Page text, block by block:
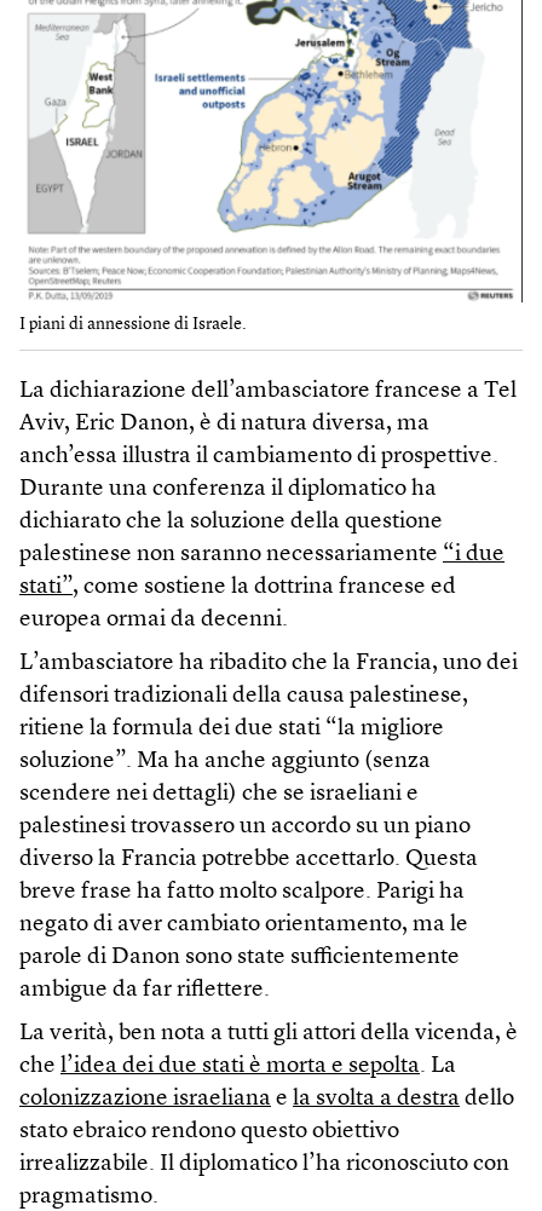
I piani di annessione di Israele.
La dichiarazione dell’ambasciatore francese a Tel
Aviv, Eric Danon, è di natura diversa, ma
anch’essa illustra il cambiamento di prospettive.
Durante una conferenza il diplomatico ha
dichiarato che la soluzione della questione
palestinese non saranno necessariamente “i due
stati”, come sostiene la dottrina francese ed
europea ormai da decenni.
L’ambasciatore ha ribadito che la Francia, uno dei
difensori tradizionali della causa palestinese,
ritiene la formula dei due stati “la migliore
soluzione”. Ma ha anche aggiunto (senza
scendere nei dettagli) che se israeliani e
palestinesi trovassero un accordo su un piano
diverso la Francia potrebbe accettarlo. Questa
breve frase ha fatto molto scalpore. Parigi ha
negato di aver cambiato orientamento, ma le
parole di Danon sono state sufficientemente
ambigue da far riflettere.
La verità, ben nota a tutti gli attori della vicenda, è
che l’idea dei due stati è morta e sepolta. La
colonizzazione israeliana e la svolta a destra dello
stato ebraico rendono questo obiettivo
irrealizzabile. Il diplomatico l’ha riconosciuto con
pragmatismo.